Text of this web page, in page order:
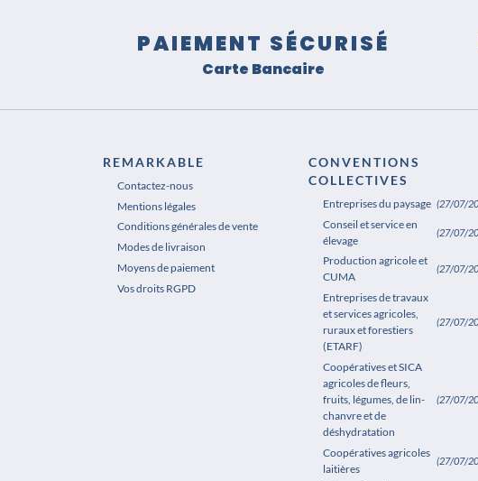
PAIEMENT SÉCURISÉ
Carte Bancaire
REMARKABLE
Contactez-nous
Mentions légales
Conditions générales de vente
Modes de livraison
Moyens de paiement
Vos droits RGPD
CONVENTIONS
COLLECTIVES
Entreprises du paysage (27/07/
Conseil et service en
élevage
(27/07/
Production agricole et
CUMA
(27/07/
Entreprises de travaux
et services agricoles,
ruraux et forestiers
(ETARF)
(27/07/
Coopératives et SICA
agricoles de fleurs,
fruits, légumes, de lin-
chanvre et de
déshydratation
(27/07/
Coopératives agricoles
laitières
(27/07/